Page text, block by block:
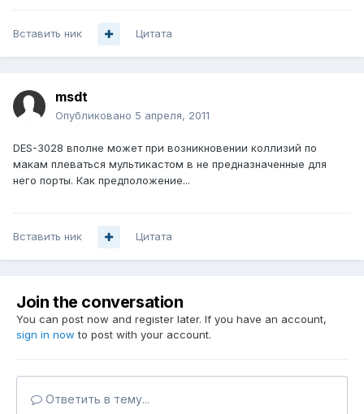
Вставить ник Цитата
msdt
Опубликовано 5 апреля, 2011
DES-3028 вполне может при возникновении коллизий по
макам плеваться мультикастом в не предназначенные для
него порты. Как предположение...
Вставить ник Цитата
Join the conversation
You can post now and register later. If you have an account,
sign in now to post with your account.
Ответить в тему...